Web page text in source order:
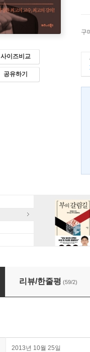
사이즈비교
공유하기
구
리뷰/한줄평 (59/2)
2013년 10월 25일